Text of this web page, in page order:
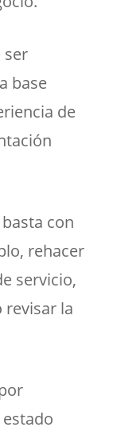
ser
base
de
con
rehacer
servicio,
revisar la